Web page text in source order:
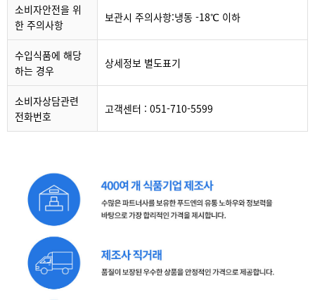
소비자안전을 위
한 주의사항
보관시 주의사항:냉동 -18℃ 이하
수입식품에 해당
하는 경우
상세정보 별도표기
소비자상담관련
전화번호
고객센터 : 051-710-5599